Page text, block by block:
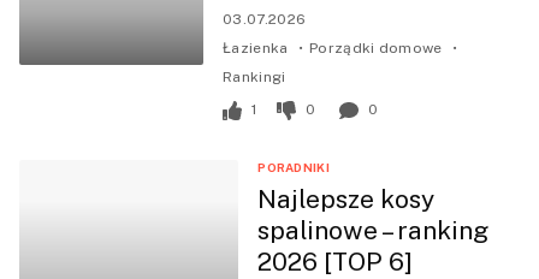
03.07.2026
Łazienka
Porządki domowe
Rankingi
1
0 0
PORADNIKI
Najlepsze kosy
spalinowe – ranking
2026 [TOP 6]